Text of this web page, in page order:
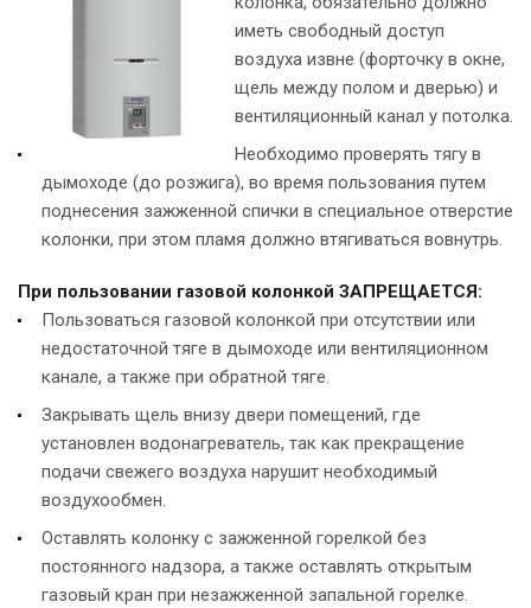
иметь свободный доступ
воздуха извне (форточку в окне,
щель между полом и дверью) и
вентиляционный канал у потолка.
Необходимо проверять тягу в
дымоходе (до розжига), во время пользования путем
поднесения зажженной спички в специальное отверстие
колонки, при этом пламя должно втягиваться вовнутрь.
При пользовании газовой колонкой ЗАПРЕЩАЕТСЯ:
Пользоваться газовой колонкой при отсутствии или
недостаточной тяге в дымоходе или вентиляционном
канале, а также при обратной тяге.
Закрывать щель внизу двери помещений, где
установлен водонагреватель, так как прекращение
подачи свежего воздуха нарушит необходимый
воздухообмен.
Оставлять колонку с зажженной горелкой без
постоянного надзора, а также оставлять открытым
газовый кран при незажженной запальной горелке.